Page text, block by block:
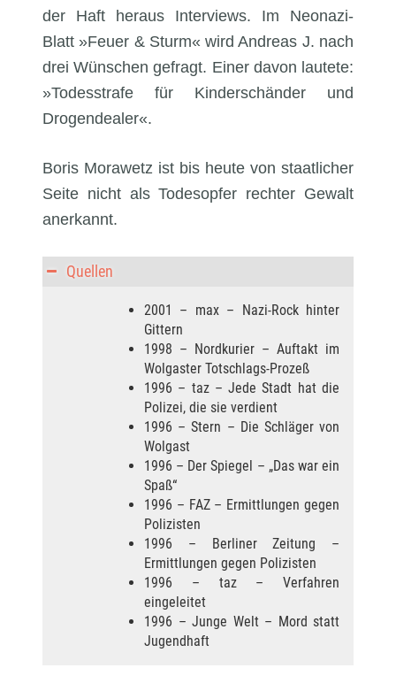
der Haft heraus Interviews. Im Neonazi-
Blatt »Feuer & Sturm« wird Andreas J. nach
drei Wünschen gefragt. Einer davon lautete:
»Todesstrafe für Kinderschänder und
Drogendealer«.
Boris Morawetz ist bis heute von staatlicher
Seite nicht als Todesopfer rechter Gewalt
anerkannt.
Quellen
2001 – max – Nazi-Rock hinter
Gittern
1998 – Nordkurier – Auftakt im
Wolgaster Totschlags-Prozeß
1996 – taz – Jede Stadt hat die
Polizei, die sie verdient
1996 – Stern – Die Schläger von
Wolgast
1996 – Der Spiegel – „Das war ein
Spaß“
1996 – FAZ – Ermittlungen gegen
Polizisten
1996 – Berliner Zeitung –
Ermittlungen gegen Polizisten
1996 – taz – Verfahren
eingeleitet
1996 – Junge Welt – Mord statt
Jugendhaft